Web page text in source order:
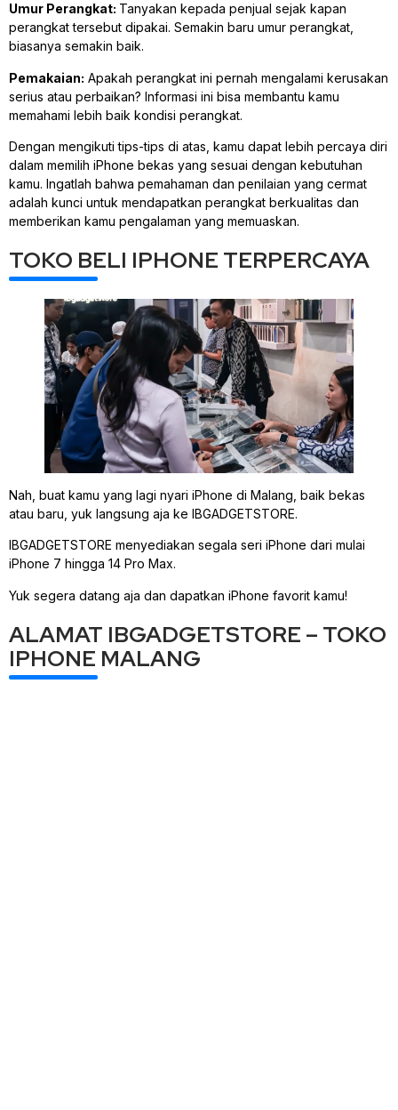
Umur Perangkat: Tanyakan kepada penjual sejak kapan
perangkat tersebut dipakai. Semakin baru umur perangkat,
biasanya semakin baik.
Pemakaian: Apakah perangkat ini pernah mengalami kerusakan
serius atau perbaikan? Informasi ini bisa membantu kamu
memahami lebih baik kondisi perangkat.
Dengan mengikuti tips-tips di atas, kamu dapat lebih percaya diri
dalam memilih iPhone bekas yang sesuai dengan kebutuhan
kamu. Ingatlah bahwa pemahaman dan penilaian yang cermat
adalah kunci untuk mendapatkan perangkat berkualitas dan
memberikan kamu pengalaman yang memuaskan.
TOKO BELI IPHONE TERPERCAYA
Nah, buat kamu yang lagi nyari iPhone di Malang, baik bekas
atau baru, yuk langsung aja ke IBGADGETSTORE.
IBGADGETSTORE menyediakan segala seri iPhone dari mulai
iPhone 7 hingga 14 Pro Max.
Yuk segera datang aja dan dapatkan iPhone favorit kamu!
ALAMAT IBGADGETSTORE – TOKO
IPHONE MALANG